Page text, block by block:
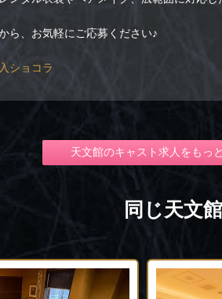
ら、お気軽にご応募ください♪
ショコラ
天文館のキャスト求人をもっ
同じ天文